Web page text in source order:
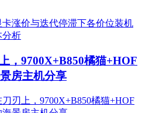
，9700X+B850橘猫+HOF
房主机分享